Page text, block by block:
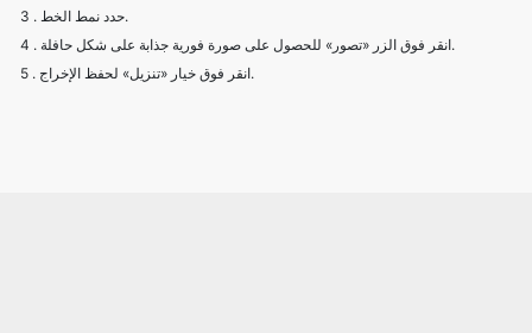
3 . حدد نمط الخط.
4 . انقر فوق الزر «تصور» للحصول على صورة فورية جذابة على شكل حافلة.
5 . انقر فوق خيار «تنزيل» لحفظ الإخراج.